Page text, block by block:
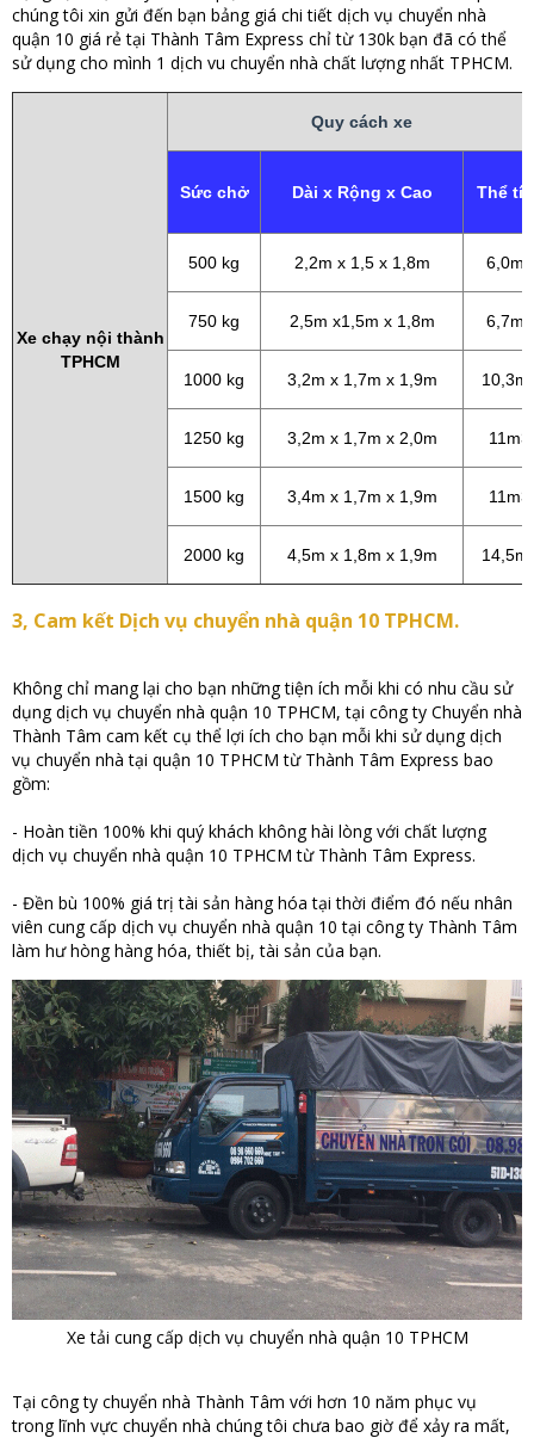
chúng tôi xin gửi đến bạn bảng giá chi tiết dịch vụ chuyển nhà
quận 10 giá rẻ tại Thành Tâm Express chỉ từ 130k bạn đã có thể
sử dụng cho mình 1 dịch vu chuyển nhà chất lượng nhất TPHCM.
Xe chạy nội thành
TPHCM
Quy cách xe
Sức chở Dài x Rộng x Cao Thể
500 kg 2,2m x 1,5 x 1,8m 6,0m3
750 kg 2,5m x1,5m x 1,8m 6,7m3
1000 kg 3,2m x 1,7m x 1,9m
1250 kg 3,2m x 1,7m x 2,0m 11m3
1500 kg 3,4m x 1,7m x 1,9m 11m3
2000 kg 4,5m x 1,8m x 1,9m
3, Cam kết Dịch vụ chuyển nhà quận 10 TPHCM.
Không chỉ mang lại cho bạn những tiện ích mỗi khi có nhu cầu sử
dụng dịch vụ chuyển nhà quận 10 TPHCM, tại công ty Chuyển nhà
Thành Tâm cam kết cụ thể lợi ích cho bạn mỗi khi sử dụng dịch
vụ chuyển nhà tại quận 10 TPHCM từ Thành Tâm Express bao
gồm:
- Hoàn tiền 100% khi quý khách không hài lòng với chất lượng
dịch vụ chuyển nhà quận 10 TPHCM từ Thành Tâm Express.
- Đền bù 100% giá trị tài sản hàng hóa tại thời điểm đó nếu nhân
viên cung cấp dịch vụ chuyển nhà quận 10 tại công ty Thành Tâm
làm hư hòng hàng hóa, thiết bị, tài sản của bạn.
Xe tải cung cấp dịch vụ chuyển nhà quận 10 TPHCM
Tại công ty chuyển nhà Thành Tâm với hơn 10 năm phục vụ
trong lĩnh vực chuyển nhà chúng tôi chưa bao giờ để xảy ra mất,